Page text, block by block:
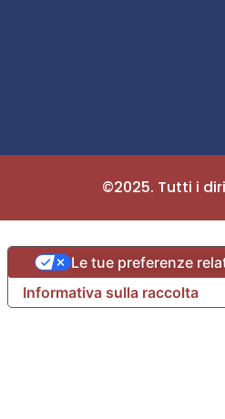
©2025. Tutti i
Informativa sulla raccolta
Le tue preferenze